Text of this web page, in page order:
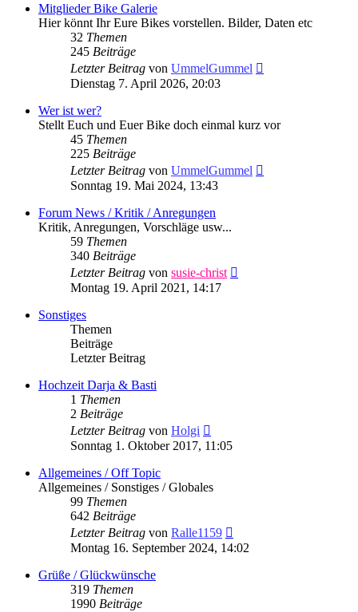
Mitglieder Bike Galerie
Hier könnt Ihr Eure Bikes vorstellen. Bilder, Daten etc
32 Themen
245 Beiträge
Letzter Beitrag von UmmelGummel
Dienstag 7. April 2026, 20:03
Wer ist wer?
Stellt Euch und Euer Bike doch einmal kurz vor
45 Themen
225 Beiträge
Letzter Beitrag von UmmelGummel
Sonntag 19. Mai 2024, 13:43
Forum News / Kritik / Anregungen
Kritik, Anregungen, Vorschläge usw...
59 Themen
340 Beiträge
Letzter Beitrag von susie-christ
Montag 19. April 2021, 14:17
Sonstiges
Themen
Beiträge
Letzter Beitrag
Hochzeit Darja & Basti
1 Themen
2 Beiträge
Letzter Beitrag von Holgi
Beitrag
Sonntag 1. Oktober 2017, 11:05
Allgemeines / Off Topic
Allgemeines / Sonstiges / Globales
99 Themen
642 Beiträge
Letzter Beitrag von Ralle1159
Beitrag
Montag 16. September 2024, 14:02
Grüße / Glückwünsche
319 Themen
1990 Beiträge